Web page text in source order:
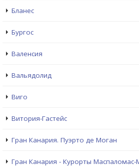
Бланес
Бургос
Валенсия
Вальядолид
Виго
Витория-Гастейс
Гран Канария. Пуэрто де Моган
Гран Канария - Курорты Маспаломас-